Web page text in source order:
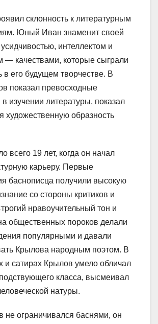
склонность к литературным
Юный Иван знаменит своей
интеллектом и
— качествами, которые сыграли
в его будущем творчестве. В
показал превосходные
в изучении литературы, показал
образность
всего 19 лет, когда он начал
карьеру. Первые
баснописца получили высокую
со стороны критиков и
нравоучительный тон и
общественных пороков делали
популярными и давали
Крылова народным поэтом. В
и сатирах Крылов умело обличал
класса, высмеивал
натуры.
не ограничивался баснями, он